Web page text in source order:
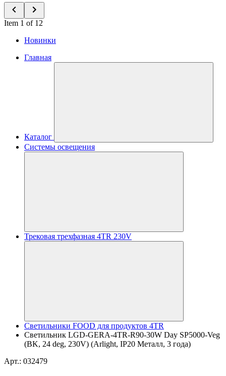
Item 1 of 12
Новинки
Главная
Каталог
Системы освещения
Трековая трехфазная 4TR 230V
Светильники FOOD для продуктов 4TR
Светильник LGD-GERA-4TR-R90-30W Day SP5000-Veg
(BK, 24 deg, 230V) (Arlight, IP20 Металл, 3 года)
Арт.: 032479